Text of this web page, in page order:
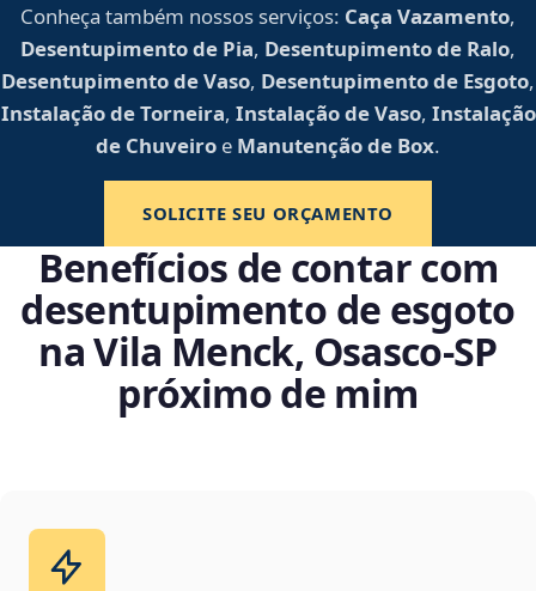
Conheça também nossos serviços: Caça Vazamento,
Desentupimento de Pia, Desentupimento de Ralo,
Desentupimento de Vaso, Desentupimento de Esgoto,
Instalação de Torneira, Instalação de Vaso, Instalação
de Chuveiro e Manutenção de Box.
SOLICITE SEU ORÇAMENTO
Benefícios de contar com
desentupimento de esgoto
na Vila Menck, Osasco‑SP
próximo de mim